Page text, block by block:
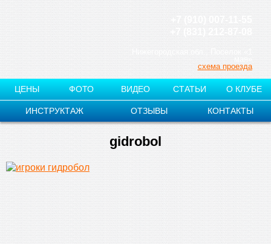
+7 (910) 007-11-55
+7 (831) 212-87-08
схема проезда
ЦЕНЫ ФОТО ВИДЕО СТАТЬИ О КЛУБЕ
ИНСТРУКТАЖ ОТЗЫВЫ КОНТАКТЫ
gidrobol